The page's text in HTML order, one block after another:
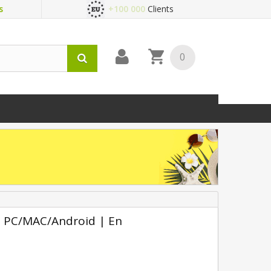
+100 000Clients
0
MAC/Android | En